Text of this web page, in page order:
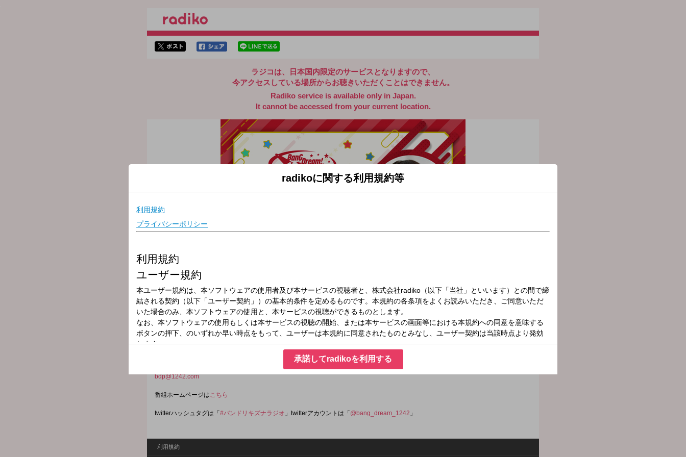
ラジコは、日本国内限定のサービスとなりますので、
今アクセスしている場所からお聴きいただくことはできません。
Radiko service is available only in Japan.
It cannot be accessed from your current location.
放送局
放送時間
2026年6月8日（月）20:30～21:00
番組名
話しTARINAI！キズナラジオ！
今年10周年を迎えてもまだまだ話し足りないバンドリ！プロジェクトの魅力！そしてゲストやリスナーとのキズナを育てていく30分のラ
ジオプログラム！Poppin'Party Gt.&Vo. 戸山 香澄役の愛美がパーソナリティを担当！番組ハッシュタグは #バンドリキズナラジオ で番組
の感想やコメントをどんどんポストしてください♪ メールアドレス：
bdp@1242.com
番組ホームページはこちら
twitterハッシュタグは「 #バンドリキズナラジオ 」twitterアカウントは「 @bang_dream_1242 」
利用規約
radikoに関する利用規約等
承諾してradikoを利用する